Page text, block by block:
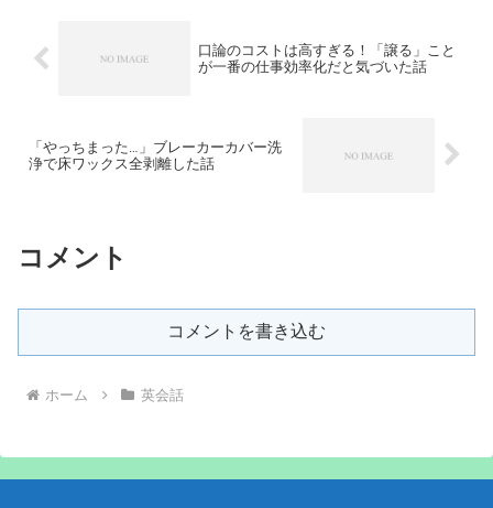
口論のコストは高すぎる！「譲る」こと
が一番の仕事効率化だと気づいた話
「やっちまった…」ブレーカーカバー洗
浄で床ワックス全剥離した話
コメント
コメントを書き込む
ホーム 英会話